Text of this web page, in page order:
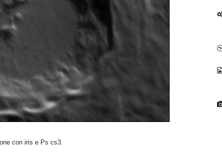
con iris e Ps cs3.